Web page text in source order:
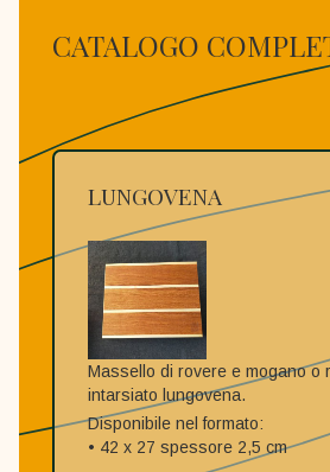
CATALOGO
LUNGOVENA
Massello di rovere e mogano o
intarsiato lungovena.
Disponibile nel formato:
• 42 x 27 spessore 2,5 cm